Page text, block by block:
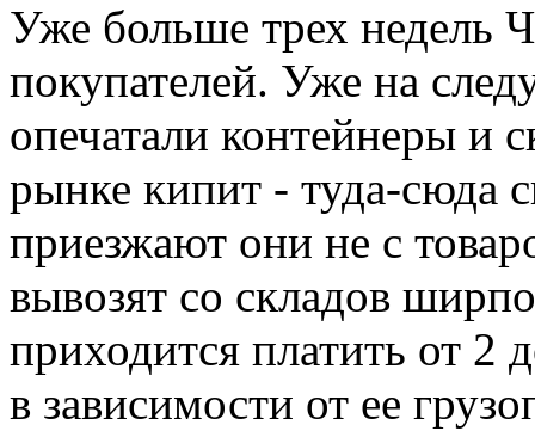
Уже больше трех недель
покупателей. Уже на
опечатали контейнеры и
рынке кипит - туда-сюда
приезжают они не с
вывозят со складов
приходится платить от 2
в зависимости от ее